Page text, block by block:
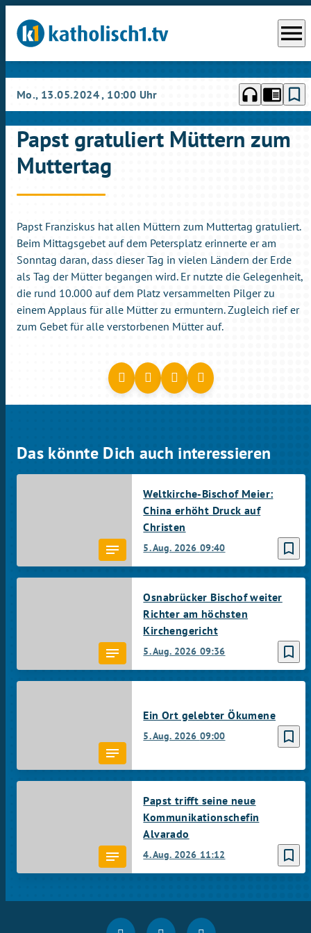
menu
Mo., 13.05.2024, 10:00 Uhr headphones chrome_reader_mode bookmark_border
Papst gratuliert Müttern zum
Muttertag
Papst Franziskus hat allen Müttern zum Muttertag gratuliert.
Beim Mittagsgebet auf dem Petersplatz erinnerte er am
Sonntag daran, dass dieser Tag in vielen Ländern der Erde
als Tag der Mütter begangen wird. Er nutzte die Gelegenheit,
die rund 10.000 auf dem Platz versammelten Pilger zu
einem Applaus für alle Mütter zu ermuntern. Zugleich rief er
zum Gebet für alle verstorbenen Mütter auf.
Das könnte Dich auch interessieren
bookmark_border
5. Aug. 2026 09:40
Weltkirche-Bischof Meier:
China erhöht Druck auf
Christen
bookmark_border
5. Aug. 2026 09:36
Osnabrücker Bischof weiter
Richter am höchsten
Kirchengericht
bookmark_border
5. Aug. 2026 09:00
Ein Ort gelebter Ökumene
bookmark_border
4. Aug. 2026 11:12
Papst trifft seine neue
Kommunikationschefin
Alvarado